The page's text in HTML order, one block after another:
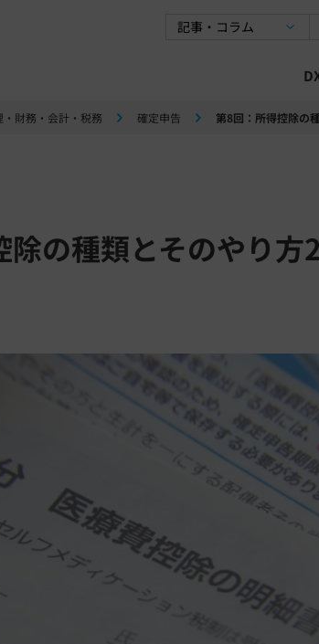
・財務・会計・税務 確定申告 第8回：所得控除の
除の種類とそのやり方